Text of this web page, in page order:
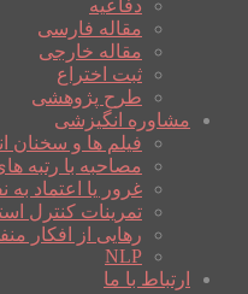
دفاعیه
مقاله فارسی
مقاله خارجی
ثبت اختراع
طرح پژوهشی
مشاوره انگیزشی
فیلم ها و سخنان
مصاحبه با رتبه
غرور یا اعتماد
تمرینات کنترل
رهایی از افکار
NLP
ارتباط با ما